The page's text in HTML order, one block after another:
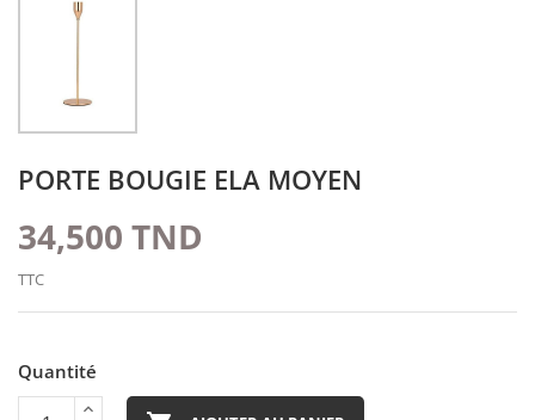
PORTE BOUGIE ELA MOYEN
34,500 TND
TTC
Quantité